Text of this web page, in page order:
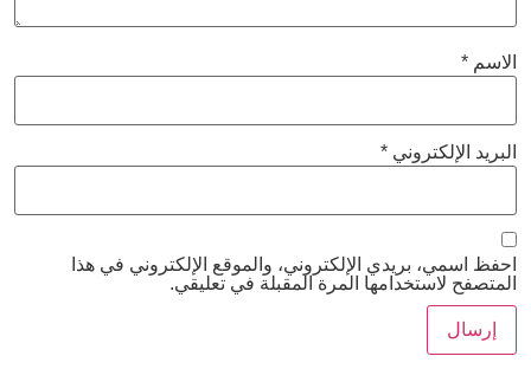
الاسم *
البريد الإلكتروني *
احفظ اسمي، بريدي الإلكتروني، والموقع الإلكتروني في هذا
المتصفح لاستخدامها المرة المقبلة في تعليقي.